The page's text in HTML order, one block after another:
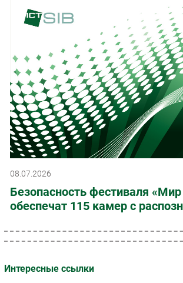
08.07.2026
Безопасность фестиваля
обеспечат 115 камер с
Интересные ссылки